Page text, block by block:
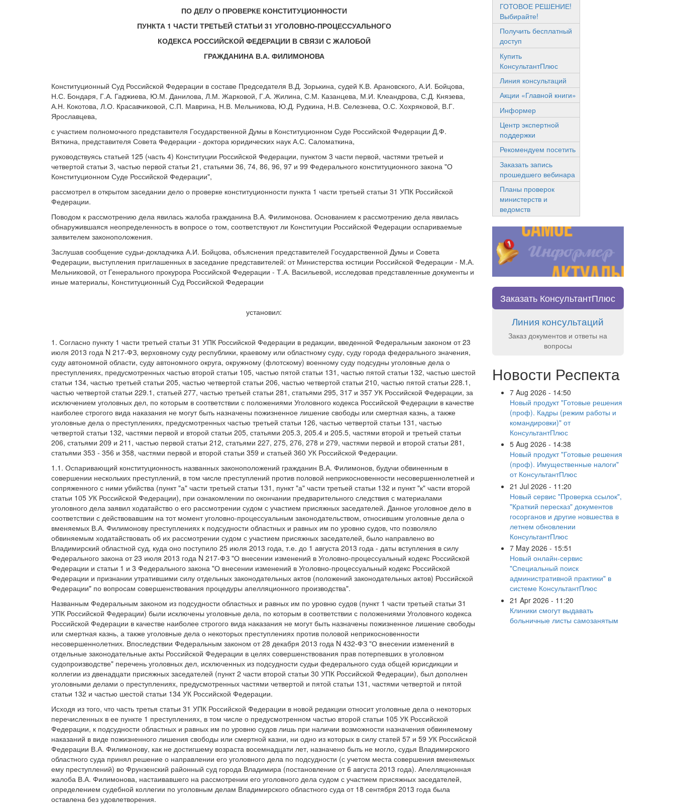
ПО ДЕЛУ О ПРОВЕРКЕ КОНСТИТУЦИОННОСТИ
ПУНКТА 1 ЧАСТИ ТРЕТЬЕЙ СТАТЬИ 31 УГОЛОВНО-ПРОЦЕССУАЛЬНОГО
КОДЕКСА РОССИЙСКОЙ ФЕДЕРАЦИИ В СВЯЗИ С ЖАЛОБОЙ
ГРАЖДАНИНА В.А. ФИЛИМОНОВА
Конституционный Суд Российской Федерации в составе Председателя В.Д. Зорькина, судей К.В. Арановского, А.И. Бойцова,
Н.С. Бондаря, Г.А. Гаджиева, Ю.М. Данилова, Л.М. Жарковой, Г.А. Жилина, С.М. Казанцева, М.И. Клеандрова, С.Д. Князева,
А.Н. Кокотова, Л.О. Красавчиковой, С.П. Маврина, Н.В. Мельникова, Ю.Д. Рудкина, Н.В. Селезнева, О.С. Хохряковой, В.Г.
Ярославцева,
с участием полномочного представителя Государственной Думы в Конституционном Суде Российской Федерации Д.Ф.
Вяткина, представителя Совета Федерации - доктора юридических наук А.С. Саломаткина,
руководствуясь статьей 125 (часть 4) Конституции Российской Федерации, пунктом 3 части первой, частями третьей и
четвертой статьи 3, частью первой статьи 21, статьями 36, 74, 86, 96, 97 и 99 Федерального конституционного закона "О
Конституционном Суде Российской Федерации",
рассмотрел в открытом заседании дело о проверке конституционности пункта 1 части третьей статьи 31 УПК Российской
Федерации.
Поводом к рассмотрению дела явилась жалоба гражданина В.А. Филимонова. Основанием к рассмотрению дела явилась
обнаружившаяся неопределенность в вопросе о том, соответствуют ли Конституции Российской Федерации оспариваемые
заявителем законоположения.
Заслушав сообщение судьи-докладчика А.И. Бойцова, объяснения представителей Государственной Думы и Совета
Федерации, выступления приглашенных в заседание представителей: от Министерства юстиции Российской Федерации - М.А.
Мельниковой, от Генерального прокурора Российской Федерации - Т.А. Васильевой, исследовав представленные документы и
иные материалы, Конституционный Суд Российской Федерации
установил:
1. Согласно пункту 1 части третьей статьи 31 УПК Российской Федерации в редакции, введенной Федеральным законом от 23
июля 2013 года N 217-ФЗ, верховному суду республики, краевому или областному суду, суду города федерального значения,
суду автономной области, суду автономного округа, окружному (флотскому) военному суду подсудны уголовные дела о
преступлениях, предусмотренных частью второй статьи 105, частью пятой статьи 131, частью пятой статьи 132, частью шестой
статьи 134, частью третьей статьи 205, частью четвертой статьи 206, частью четвертой статьи 210, частью пятой статьи 228.1,
частью четвертой статьи 229.1, статьей 277, частью третьей статьи 281, статьями 295, 317 и 357 УК Российской Федерации, за
исключением уголовных дел, по которым в соответствии с положениями Уголовного кодекса Российской Федерации в качестве
наиболее строгого вида наказания не могут быть назначены пожизненное лишение свободы или смертная казнь, а также
уголовные дела о преступлениях, предусмотренных частью третьей статьи 126, частью четвертой статьи 131, частью
четвертой статьи 132, частями первой и второй статьи 205, статьями 205.3, 205.4 и 205.5, частями второй и третьей статьи
206, статьями 209 и 211, частью первой статьи 212, статьями 227, 275, 276, 278 и 279, частями первой и второй статьи 281,
статьями 353 - 356 и 358, частями первой и второй статьи 359 и статьей 360 УК Российской Федерации.
1.1. Оспаривающий конституционность названных законоположений гражданин В.А. Филимонов, будучи обвиненным в
совершении нескольких преступлений, в том числе преступлений против половой неприкосновенности несовершеннолетней и
сопряженного с ними убийства (пункт "а" части третьей статьи 131, пункт "а" части третьей статьи 132 и пункт "к" части второй
статьи 105 УК Российской Федерации), при ознакомлении по окончании предварительного следствия с материалами
уголовного дела заявил ходатайство о его рассмотрении судом с участием присяжных заседателей. Данное уголовное дело в
соответствии с действовавшим на тот момент уголовно-процессуальным законодательством, относившим уголовные дела о
вменяемых В.А. Филимонову преступлениях к подсудности областных и равных им по уровню судов, что позволяло
обвиняемым ходатайствовать об их рассмотрении судом с участием присяжных заседателей, было направлено во
Владимирский областной суд, куда оно поступило 25 июля 2013 года, т.е. до 1 августа 2013 года - даты вступления в силу
Федерального закона от 23 июля 2013 года N 217-ФЗ "О внесении изменений в Уголовно-процессуальный кодекс Российской
Федерации и статьи 1 и 3 Федерального закона "О внесении изменений в Уголовно-процессуальный кодекс Российской
Федерации и признании утратившими силу отдельных законодательных актов (положений законодательных актов) Российской
Федерации" по вопросам совершенствования процедуры апелляционного производства".
Названным Федеральным законом из подсудности областных и равных им по уровню судов (пункт 1 части третьей статьи 31
УПК Российской Федерации) были исключены уголовные дела, по которым в соответствии с положениями Уголовного кодекса
Российской Федерации в качестве наиболее строгого вида наказания не могут быть назначены пожизненное лишение свободы
или смертная казнь, а также уголовные дела о некоторых преступлениях против половой неприкосновенности
несовершеннолетних. Впоследствии Федеральным законом от 28 декабря 2013 года N 432-ФЗ "О внесении изменений в
отдельные законодательные акты Российской Федерации в целях совершенствования прав потерпевших в уголовном
судопроизводстве" перечень уголовных дел, исключенных из подсудности судьи федерального суда общей юрисдикции и
коллегии из двенадцати присяжных заседателей (пункт 2 части второй статьи 30 УПК Российской Федерации), был дополнен
уголовными делами о преступлениях, предусмотренных частями четвертой и пятой статьи 131, частями четвертой и пятой
статьи 132 и частью шестой статьи 134 УК Российской Федерации.
Исходя из того, что часть третья статьи 31 УПК Российской Федерации в новой редакции относит уголовные дела о некоторых
перечисленных в ее пункте 1 преступлениях, в том числе о предусмотренном частью второй статьи 105 УК Российской
Федерации, к подсудности областных и равных им по уровню судов лишь при наличии возможности назначения обвиняемому
наказаний в виде пожизненного лишения свободы или смертной казни, ни одно из которых в силу статей 57 и 59 УК Российской
Федерации В.А. Филимонову, как не достигшему возраста восемнадцати лет, назначено быть не могло, судья Владимирского
областного суда принял решение о направлении его уголовного дела по подсудности (с учетом места совершения вменяемых
ему преступлений) во Фрунзенский районный суд города Владимира (постановление от 6 августа 2013 года). Апелляционная
жалоба В.А. Филимонова, настаивавшего на рассмотрении его уголовного дела судом с участием присяжных заседателей,
определением судебной коллегии по уголовным делам Владимирского областного суда от 18 сентября 2013 года была
оставлена без удовлетворения.
ГОТОВОЕ РЕШЕНИЕ!
Выбирайте!
Получить бесплатный
доступ
Купить
КонсультантПлюс
Линия консультаций
Акции «Главной книги»
Информер
Центр экспертной
поддержки
Рекомендуем посетить
Заказать запись
прошедшего вебинара
Планы проверок
министерств и
ведомств
Заказать КонсультантПлюс
Линия консультаций
Заказ документов и ответы на
вопросы
Новости Респекта
7 Aug 2026 - 14:50
Новый продукт "Готовые решения
(проф). Кадры (режим работы и
командировки)" от
КонсультантПлюс
5 Aug 2026 - 14:38
Новый продукт "Готовые решения
(проф). Имущественные налоги"
от КонсультантПлюс
21 Jul 2026 - 11:20
Новый сервис "Проверка ссылок",
"Краткий пересказ" документов
госорганов и другие новшества в
летнем обновлении
КонсультантПлюс
7 May 2026 - 15:51
Новый онлайн-сервис
"Специальный поиск
административной практики" в
системе КонсультантПлюс
21 Apr 2026 - 11:20
Клиники смогут выдавать
больничные листы самозанятым